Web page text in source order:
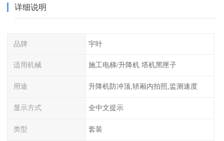
详细说明
品牌 宇叶
适用机械 施工电梯/升降机 塔机黑匣子
用途 升降机防冲顶,轿厢内拍照,监测速度
显示方式 全中文提示
类型 套装